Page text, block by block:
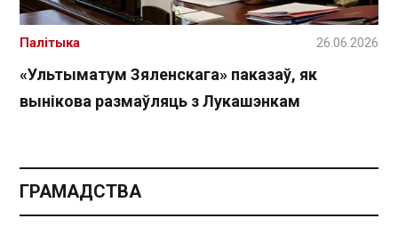
«Ультыматум Зяленскага» паказаў, як
вынікова размаўляць з Лукашэнкам
Палітыка 26.06.2026
ГРАМАДСТВА